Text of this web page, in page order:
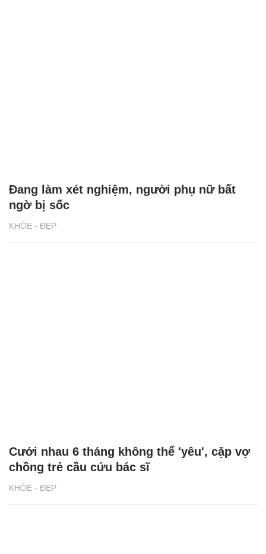
KHỎE - ĐẸP
Đang làm xét nghiệm, người phụ nữ bất
ngờ bị sốc
KHỎE - ĐẸP
Cưới nhau 6 tháng không thể 'yêu', cặp vợ
chồng trẻ cầu cứu bác sĩ